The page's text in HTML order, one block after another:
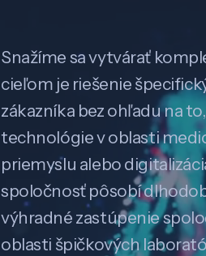
Snažíme sa vytvárať
cieľom je riešenie
zákazníka bez ohľadu na
technológie v oblasti
priemyslu alebo
spoločnosť pôsobí
výhradné zastúpenie
oblasti špičkových